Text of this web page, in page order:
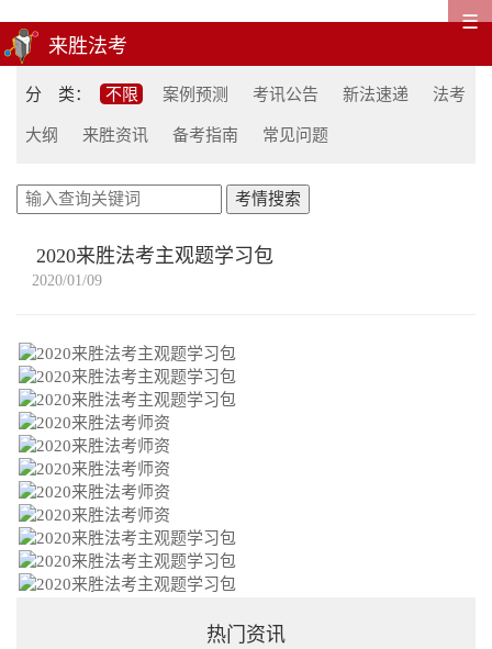
☰
分 类： 不限 案例预测 考讯公告 新法速递 法考
大纲 来胜资讯 备考指南 常见问题
2020来胜法考主观题学习包
2020/01/09
热门资讯